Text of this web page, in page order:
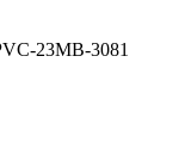
23MB-3081